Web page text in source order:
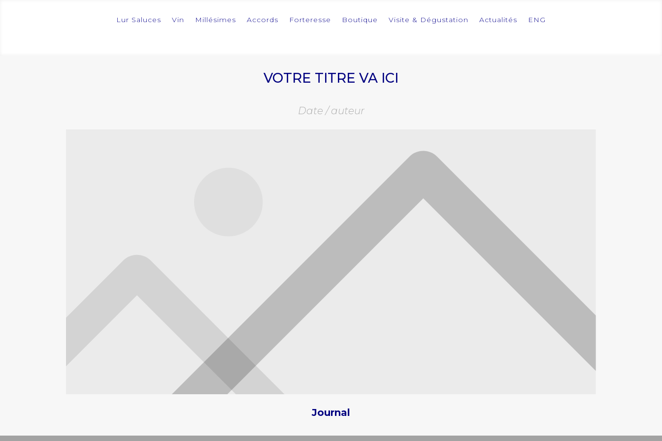
Lur Saluces Vin Millésimes Accords Forteresse Boutique Visite & Dégustation Actualités ENG
VOTRE TITRE VA ICI
Date / auteur
Journal